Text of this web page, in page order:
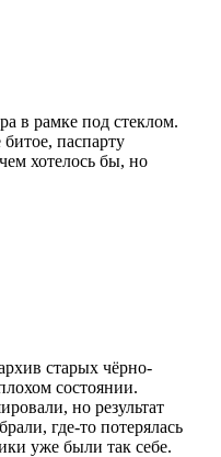
в рамке под стеклом.
паспарту
хотелось бы, но
старых чёрно-
состоянии.
но результат
где-то потерялась
уже были так себе.